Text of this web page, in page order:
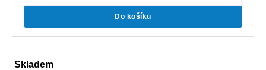
Do košíku
Skladem